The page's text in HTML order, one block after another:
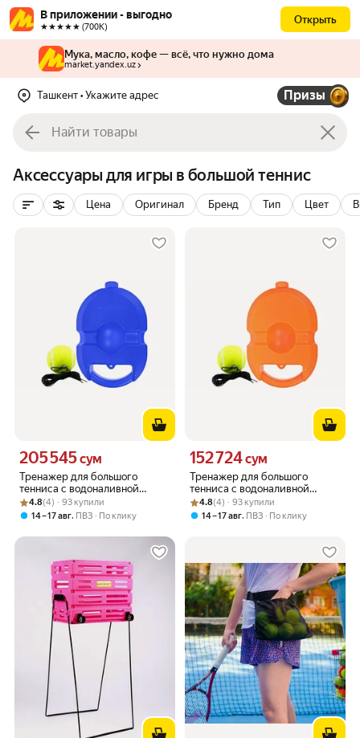
В приложении - выгодно
★★★★★ (700К)
Открыть
Мука, масло, кофе — всё, что нужно дома
market.yandex.uz
Ташкент • Укажите адрес Призы
Аксессуары для игры в большой теннис
Цена Оригинал Бренд Тип Цвет
Тренажер для большого
тенниса с водоналивной
платформой (синий) E40578
Цена 205545 сум вместо
205 545сум
Рейтинг товара: 4.8 из 5
Оценок: (4) · 93 купили
4.8(4) · 93 купили
14 – 17 авг, ПВЗ По клику
Тренажер для большого
тенниса с водоналивной
платформой (оранжевый)
E40577
Цена 152724 сум вместо
152 724сум
Рейтинг товара: 4.8 из 5
Оценок: (4) · 93 купили
4.8(4) · 93 купили
14 – 17 авг, ПВЗ По клику